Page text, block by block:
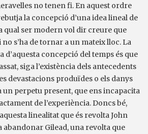
no tenen fi. En aquest ordre
la concepció d’una idea lineal de
qual ser modern vol dir creure que
s’ha de tornar a un mateix lloc. La
d’aquesta concepció del temps és que
siga l’existència dels antecedents
devastacions produïdes o els danys
perpetu present, que ens incapacita
de l’experiència. Doncs bé,
linealitat que és revolta John
abandonar Gilead, una revolta que